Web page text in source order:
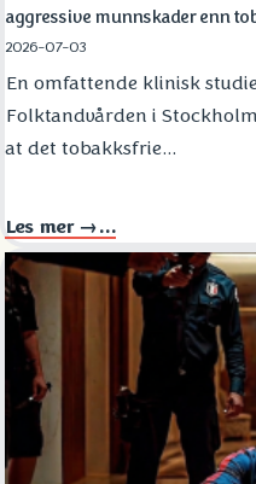
aggressive munnskader enn
2026-07-03
En omfattende klinisk
Folktandvården i
at det tobakksfrie…
Les mer →...